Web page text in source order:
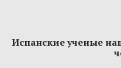
Испанские ученые